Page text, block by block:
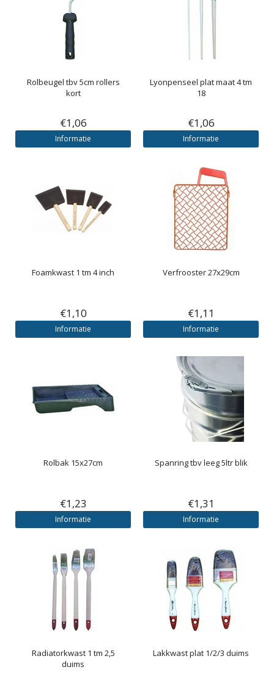
Rolbeugel tbv 5cm rollers
kort
€1,06
Informatie
Lyonpenseel plat maat 4 tm
18
€1,06
Informatie
Foamkwast 1 tm 4 inch
€1,10
Informatie
Verfrooster 27x29cm
€1,11
Informatie
Rolbak 15x27cm
€1,23
Informatie
Spanring tbv leeg 5ltr blik
€1,31
Informatie
Radiatorkwast 1 tm 2,5
duims
Lakkwast plat 1/2/3 duims